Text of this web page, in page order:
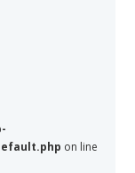
on line